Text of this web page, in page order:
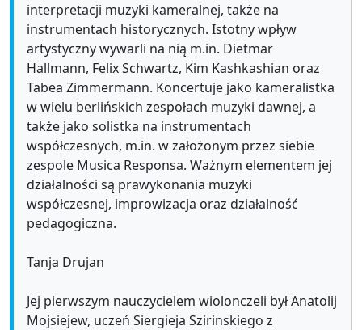
interpretacji muzyki kameralnej, także na
instrumentach historycznych. Istotny wpływ
artystyczny wywarli na nią m.in. Dietmar
Hallmann, Felix Schwartz, Kim Kashkashian oraz
Tabea Zimmermann. Koncertuje jako kameralistka
w wielu berlińskich zespołach muzyki dawnej, a
także jako solistka na instrumentach
współczesnych, m.in. w założonym przez siebie
zespole Musica Responsa. Ważnym elementem jej
działalności są prawykonania muzyki
współczesnej, improwizacja oraz działalność
pedagogiczna.
Tanja Drujan
Jej pierwszym nauczycielem wiolonczeli był Anatolij
Mojsiejew, uczeń Siergieja Szirinskiego z